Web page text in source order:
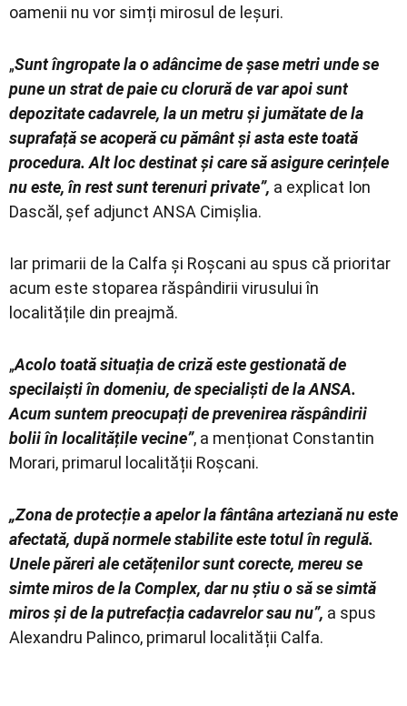
oamenii nu vor simți mirosul de leșuri.
„Sunt îngropate la o adâncime de șase metri unde se
pune un strat de paie cu clorură de var apoi sunt
depozitate cadavrele, la un metru și jumătate de la
suprafață se acoperă cu pământ și asta este toată
procedura. Alt loc destinat și care să asigure cerințele
nu este, în rest sunt terenuri private”, a explicat Ion
Dascăl, șef adjunct ANSA Cimișlia.
Iar primarii de la Calfa și Roșcani au spus că prioritar
acum este stoparea răspândirii virusului în
localitățile din preajmă.
„Acolo toată situația de criză este gestionată de
specilaiști în domeniu, de specialiști de la ANSA.
Acum suntem preocupați de prevenirea răspândirii
bolii în localitățile vecine”, a menționat Constantin
Morari, primarul localității Roșcani.
„Zona de protecție a apelor la fântâna arteziană nu este
afectată, după normele stabilite este totul în regulă.
Unele păreri ale cetățenilor sunt corecte, mereu se
simte miros de la Complex, dar nu știu o să se simtă
miros și de la putrefacția cadavrelor sau nu”, a spus
Alexandru Palinco, primarul localității Calfa.